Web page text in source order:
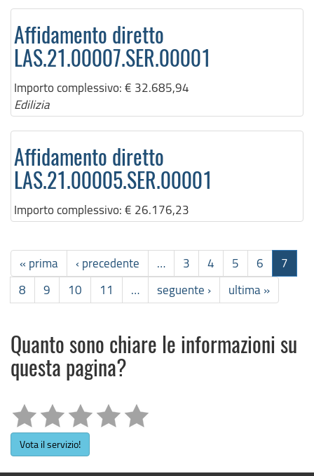
Affidamento diretto
LAS.21.00007.SER.00001
Importo complessivo: € 32.685,94
Edilizia
Affidamento diretto
LAS.21.00005.SER.00001
Importo complessivo: € 26.176,23
« prima ‹ precedente … 3 4 5 6
7
8
9 10 11 … seguente › ultima »
Quanto sono chiare le informazioni su
questa pagina?
Vota il servizio!